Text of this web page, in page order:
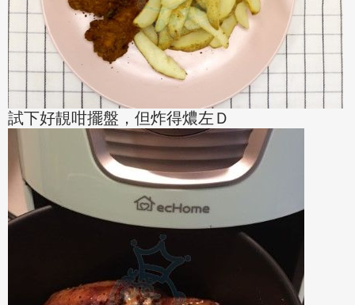
試下好靚咁擺盤，但炸得燶左Ｄ